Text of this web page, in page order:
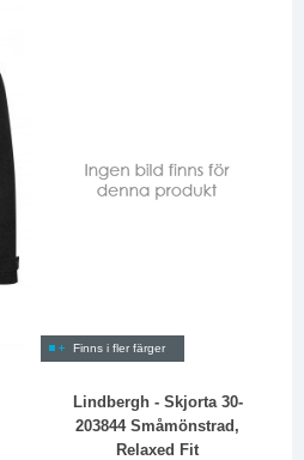
Finns i fler färger
Lindbergh - Skjorta 30-
203844 Småmönstrad,
Relaxed Fit